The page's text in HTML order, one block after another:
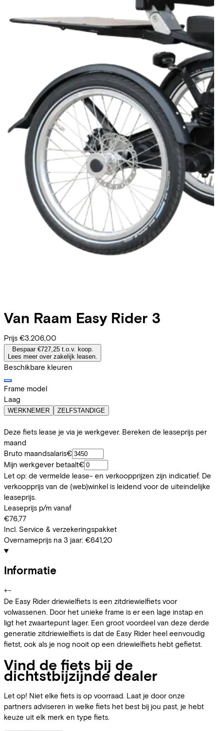
Van Raam Easy Rider 3
Prijs €3.206,00
Bespaar €727,25 t.o.v. koop.
Lees meer over zakelijk leasen.
Beschikbare kleuren
Frame model
Laag
WERKNEMER ZELFSTANDIGE
Deze fiets lease je via je werkgever. Bereken de leaseprijs per
maand
Bruto maandsalaris€
Mijn werkgever betaalt€
Let op: de vermelde lease- en verkoopprijzen zijn indicatief. De
verkoopprijs van de (web)winkel is leidend voor de uiteindelijke
leaseprijs.
Leaseprijs p/m vanaf
€76,77
Incl. Service & verzekeringspakket
Overnameprijs na 3 jaar: €641,20
Informatie
+−
De Easy Rider driewielfiets is een zitdriewielfiets voor
volwassenen. Door het unieke frame is er een lage instap en
ligt het zwaartepunt lager. Een groot voordeel van deze derde
generatie zitdriewielfiets is dat de Easy Rider heel eenvoudig
fietst, ook als je nog nooit op een driewielfiets hebt gefietst.
Vind de fiets bij de
dichtstbijzijnde dealer
Let op! Niet elke fiets is op voorraad. Laat je door onze
partners adviseren in welke fiets het best bij jou past, je hebt
keuze uit elk merk en type fiets.